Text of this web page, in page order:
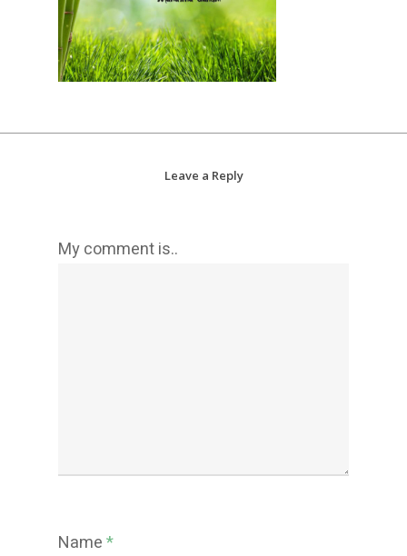
Leave a Reply
My comment is..
Name*